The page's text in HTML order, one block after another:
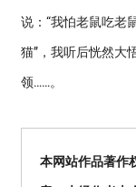
说：“我怕老鼠吃老
猫”，我听后恍然大
领……。
本网站作品著作